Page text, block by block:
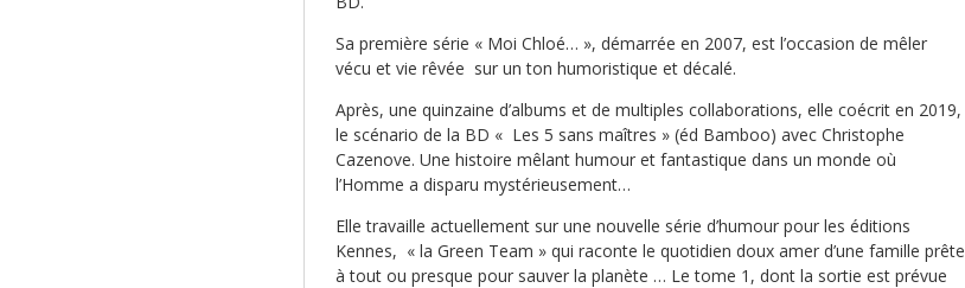
Sa première série « Moi Chloé… », démarrée en 2007, est l’occasion de mêler
vécu et vie rêvée sur un ton humoristique et décalé.
Après, une quinzaine d’albums et de multiples collaborations, elle coécrit en 2019,
le scénario de la BD « Les 5 sans maîtres » (éd Bamboo) avec Christophe
Cazenove. Une histoire mêlant humour et fantastique dans un monde où
l’Homme a disparu mystérieusement…
Elle travaille actuellement sur une nouvelle série d’humour pour les éditions
Kennes, « la Green Team » qui raconte le quotidien doux amer d’une famille prête
à tout ou presque pour sauver la planète … Le tome 1, dont la sortie est prévue